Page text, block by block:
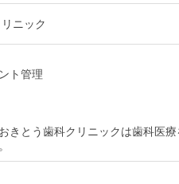
ニック
ト管理
きとう歯科クリニックは歯科医療